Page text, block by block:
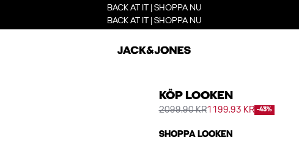
BACK AT IT | SHOPPA NU
BACK AT IT | SHOPPA NU
KÖP LOOKEN
2099.90 KR1199.93 KR -43%
SHOPPA LOOKEN